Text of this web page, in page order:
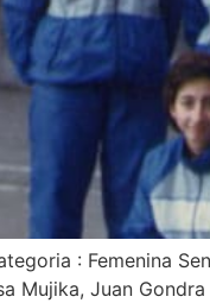
: Femenina
Mujika, Juan